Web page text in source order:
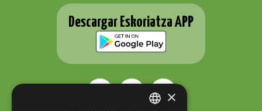
Descargar Eskoriatza APP
×